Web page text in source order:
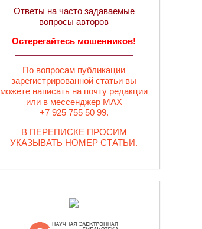
Ответы на часто задаваемые
вопросы авторов
Остерегайтесь мошенников!
По вопросам публикации
зарегистрированной статьи вы
можете написать на почту редакции
или в мессенджер MAX
+7 925 755 50 99.
В ПЕРЕПИСКЕ ПРОСИМ
УКАЗЫВАТЬ НОМЕР СТАТЬИ.